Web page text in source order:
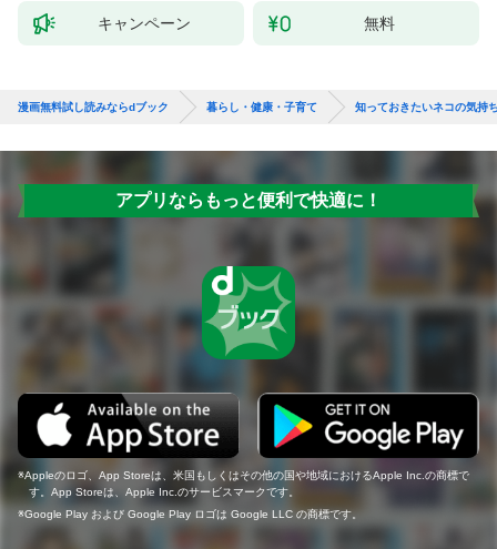
キャンペーン 無料
漫画無料試し読みならdブック 暮らし・健康・子育て 知っておきたいネコの気持
アプリならもっと便利で快適に！
Appleのロゴ、App Storeは、米国もしくはその他の国や地域におけるApple Inc.の商標で
す。App Storeは、Apple Inc.のサービスマークです。
Google Play および Google Play ロゴは Google LLC の商標です。